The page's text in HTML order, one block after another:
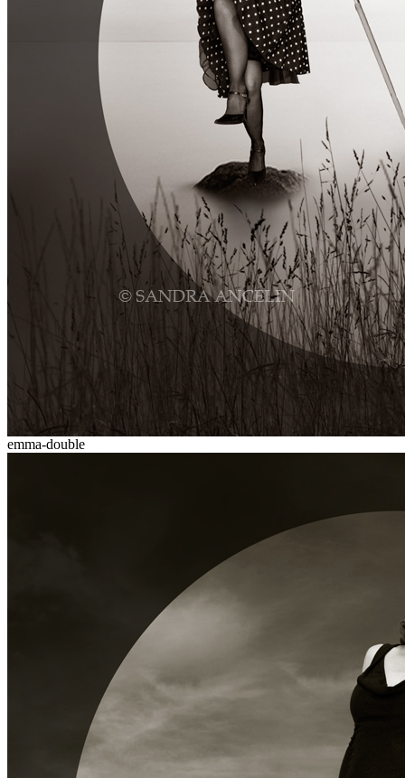
emma-double